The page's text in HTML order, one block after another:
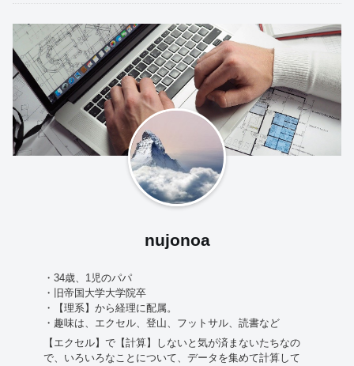
nujonoa
・34歳、1児のパパ
・旧帝国大学大学院卒
・【理系】から経理に配属。
・趣味は、エクセル、登山、フットサル、読書など
【エクセル】で【計算】しないと気が済まないたちなの
で、いろいろなことについて、データを集めて計算して